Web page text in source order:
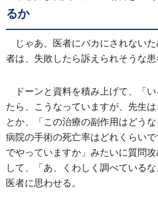
るか
じゃあ、医者にバカにされない
者は、失敗したら訴えられそうな患
ドーンと資料を積み上げて、「
たら、こうなっていますが、先生は
とか、「この治療の副作用はどう
病院の手術の死亡率はどれくらい
でやっていますか」みたいに質問
して、「あ、くわしく調べている
医者に思わせる。